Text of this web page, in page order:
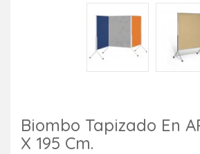
Biombo Tapizado En
X 195 Cm.